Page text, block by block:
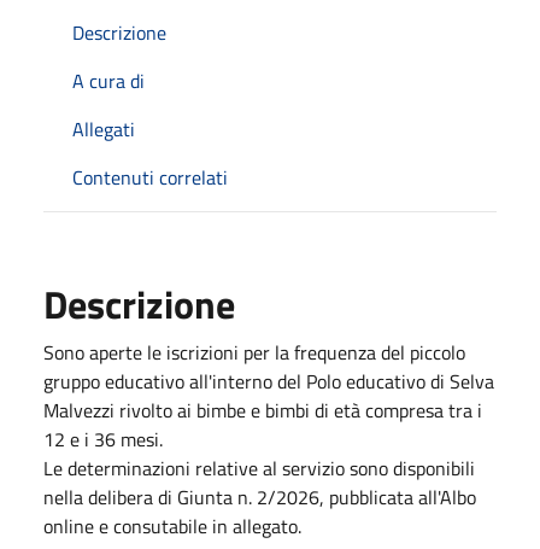
Descrizione
A cura di
Allegati
Contenuti correlati
Descrizione
Sono aperte le iscrizioni per la frequenza del piccolo
gruppo educativo all'interno del Polo educativo di Selva
Malvezzi rivolto ai bimbe e bimbi di età compresa tra i
12 e i 36 mesi.
Le determinazioni relative al servizio sono disponibili
nella delibera di Giunta n. 2/2026, pubblicata all'Albo
online e consutabile in allegato.